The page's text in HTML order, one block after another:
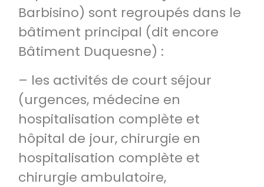
Barbisino) sont regroupés dans le
bâtiment principal (dit encore
Bâtiment Duquesne) :
– les activités de court séjour
(urgences, médecine en
hospitalisation complète et
hôpital de jour, chirurgie en
hospitalisation complète et
chirurgie ambulatoire,